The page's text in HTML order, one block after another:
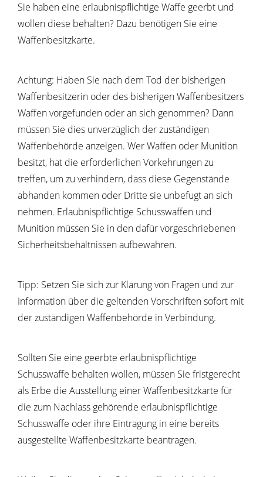
Sie haben eine erlaubnispflichtige Waffe geerbt und
wollen diese behalten? Dazu benötigen Sie eine
Waffenbesitzkarte.
Achtung: Haben Sie nach dem Tod der bisherigen
Waffenbesitzerin oder des bisherigen Waffenbesitzers
Waffen vorgefunden oder an sich genommen? Dann
müssen Sie dies unverzüglich der zuständigen
Waffenbehörde anzeigen. Wer Waffen oder Munition
besitzt, hat die erforderlichen Vorkehrungen zu
treffen, um zu verhindern, dass diese Gegenstände
abhanden kommen oder Dritte sie unbefugt an sich
nehmen. Erlaubnispflichtige Schusswaffen und
Munition müssen Sie in den dafür vorgeschriebenen
Sicherheitsbehältnissen aufbewahren.
Tipp: Setzen Sie sich zur Klärung von Fragen und zur
Information über die geltenden Vorschriften sofort mit
der zuständigen Waffenbehörde in Verbindung.
Sollten Sie eine geerbte erlaubnispflichtige
Schusswaffe behalten wollen, müssen Sie fristgerecht
als Erbe die Ausstellung einer Waffenbesitzkarte für
die zum Nachlass gehörende erlaubnispflichtige
Schusswaffe oder ihre Eintragung in eine bereits
ausgestellte Waffenbesitzkarte beantragen.